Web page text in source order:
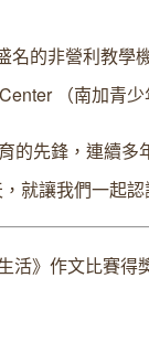
的非營利教學
（南加青少
的先鋒，連續多
就讓我們一起認
活》作文比賽得